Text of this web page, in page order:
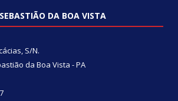
DA BOA VISTA
S/N.
da Boa Vista - PA